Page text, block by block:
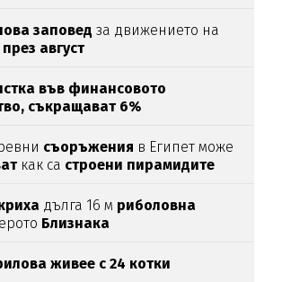
заповед за движението на
август
във финансовото
съкращават 6%
съоръжения в Египет може
как са строени пирамидите
дълга 16 м риболовна
Близнака
живее с 24 котки